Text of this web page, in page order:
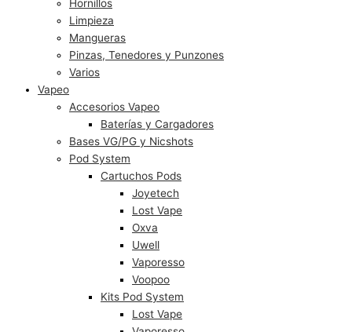
Hornillos
Limpieza
Mangueras
Pinzas, Tenedores y Punzones
Varios
Vapeo
Accesorios Vapeo
Baterías y Cargadores
Bases VG/PG y Nicshots
Pod System
Cartuchos Pods
Joyetech
Lost Vape
Oxva
Uwell
Vaporesso
Voopoo
Kits Pod System
Lost Vape